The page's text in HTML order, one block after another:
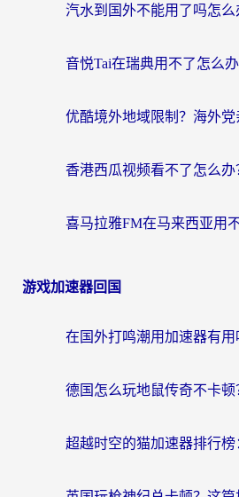
游戏加速器回国